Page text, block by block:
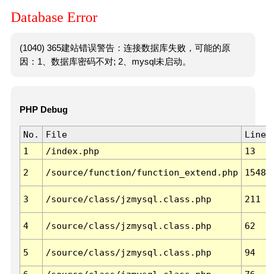
Database Error
(1040) 365建站错误警告：连接数据库失败，可能的原
因：1、数据库密码不对; 2、mysql未启动。
PHP Debug
No. File
Line
1
/index.php 13
2 /source/function/function_extend.php 1548
3 /source/class/jzmysql.class.php 211
4 /source/class/jzmysql.class.php 62
5 /source/class/jzmysql.class.php 94